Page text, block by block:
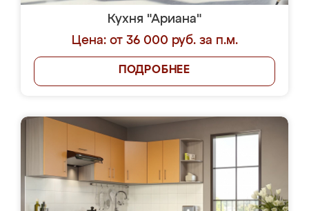
Кухня "Ариана"
Цена: от 36 000 руб. за п.м.
ПОДРОБНЕЕ